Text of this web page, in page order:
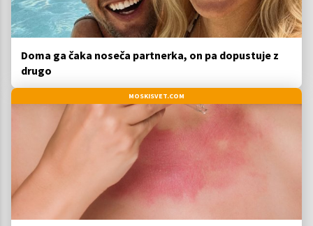
Doma ga čaka noseča partnerka, on pa dopustuje z
drugo
MOSKISVET.COM